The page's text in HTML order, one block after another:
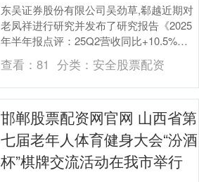
东吴证券股份有限公司吴劲草,郗越近期对
老凤祥进行研究并发布了研究报告《2025
年半年报点评：25Q2营收同比+10.5%拐
点已至，期待下半年高增》，给予老凤祥
买....
查看：81 分类： 安全股票配资
邯郸股票配资网官网 山西省第
七届老年人体育健身大会“汾酒
杯”棋牌交流活动在我市举行